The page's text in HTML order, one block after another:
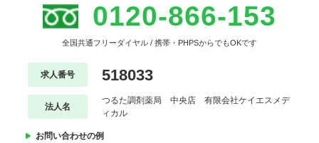
0120-866-153
全国共通フリーダイヤル / 携帯・PHPSからでもOKです
求人番号 518033
法人名
つるた調剤薬局 中央店 有限会社ケイエスメデ
ィカル
お問い合わせの例